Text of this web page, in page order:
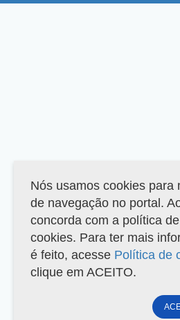
Nós usamos cookies para
de navegação no portal.
concorda com a política
cookies. Para ter mais
é feito, acesse Política de
clique em ACEITO.